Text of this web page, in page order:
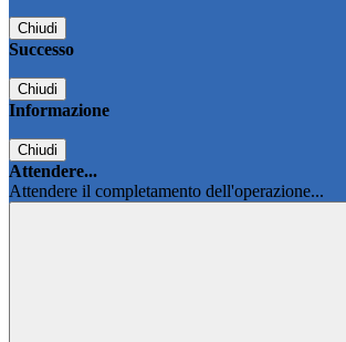
Chiudi
Successo
Chiudi
Informazione
Chiudi
Attendere...
Attendere il completamento dell'operazione...